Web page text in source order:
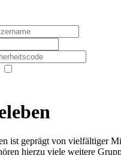
ist geprägt von vielfältiger
hierzu viele weitere